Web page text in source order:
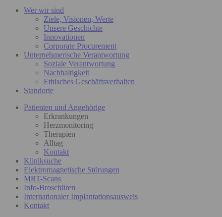
Wer wir sind
Ziele, Visionen, Werte
Unsere Geschichte
Innovationen
Corporate Procurement
Unternehmerische Verantwortung
Soziale Verantwortung
Nachhaltigkeit
Ethisches Geschäftsverhalten
Standorte
Patienten und Angehörige
Erkrankungen
Herzmonitoring
Therapien
Alltag
Kontakt
Kliniksuche
Elektromagnetische Störungen
MRT-Scans
Info-Broschüren
Internationaler Implantationsausweis
Kontakt